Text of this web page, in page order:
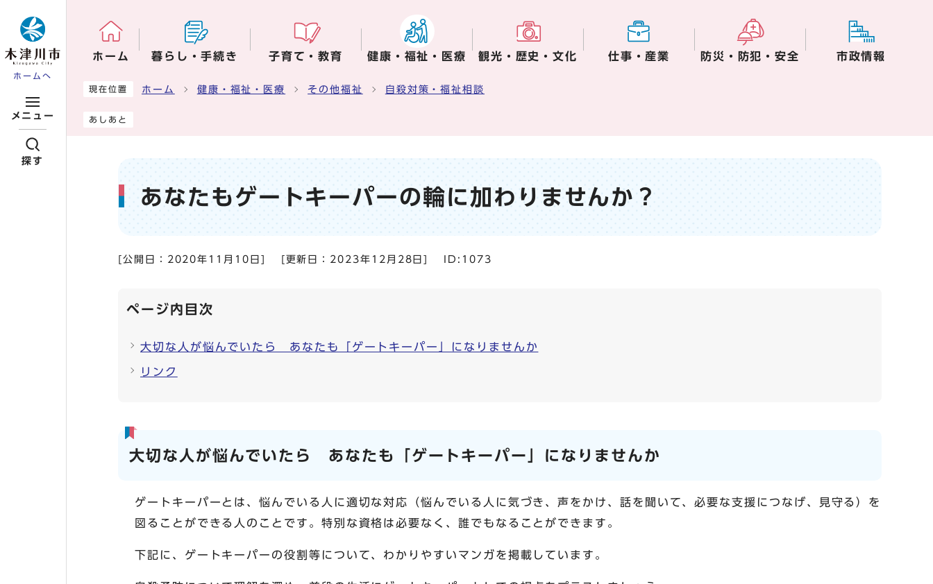
ホームへ
メニュー
探す
ホーム 暮らし・手続き 子育て・教育 健康・福祉・医療 観光・歴史・文化 仕事・産業 防災・防犯・安全 市政情報
ここから本文です
現在位置 ホーム 健康・福祉・医療 その他福祉 自殺対策・福祉相談
あしあと
あなたもゲートキーパーの輪に加わりませんか？
[公開日： 2020年11月10日 [更新日： 2023年12月28日 ID:1073
ページ内目次
大切な人が悩んでいたら あなたも「ゲートキーパー」になりませんか
リンク
大切な人が悩んでいたら あなたも「ゲートキーパー」になりませんか
ゲートキーパーとは、悩んでいる人に適切な対応（悩んでいる人に気づき、声をかけ、話を聞いて、必要な支援につなげ、見守る）を
図ることができる人のことです。特別な資格は必要なく、誰でもなることができます。
下記に、ゲートキーパーの役割等について、わかりやすいマンガを掲載しています。